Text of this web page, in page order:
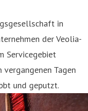
in
der Veolia-
Servicegebiet
vergangenen Tagen
und geputzt.